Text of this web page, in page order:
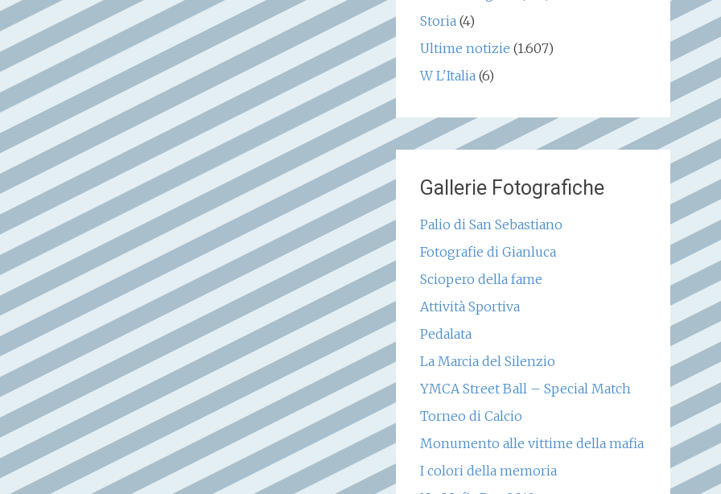
Storia(4)
Ultime notizie (1.607)
W L'Italia(6)
Gallerie Fotografiche
Palio di San Sebastiano
Fotografie di Gianluca
Sciopero della fame
Attività Sportiva
Pedalata
La Marcia del Silenzio
YMCA Street Ball – Special Match
Torneo di Calcio
Monumento alle vittime della mafia
I colori della memoria